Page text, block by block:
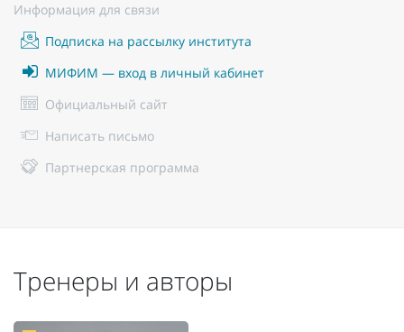
Информация для связи
Подписка на рассылку института
МИФИМ — вход в личный кабинет
Официальный сайт
Написать письмо
Партнерская программа
Тренеры и авторы